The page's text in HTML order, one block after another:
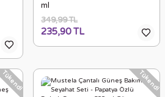
ml
349,99 TL
235,90 TL
Tükendi Tükendi